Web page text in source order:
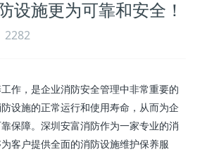
设施更为可靠和安全！
2282
作，是企业消防安全管理中非常重要的
设施的正常运行和使用寿命，从而为企
保障。深圳安富消防作为一家专业的消
客户提供全面的消防设施维护保养服